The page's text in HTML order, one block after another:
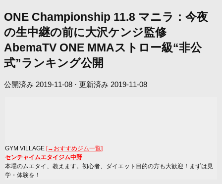
ONE Championship 11.8 マニラ：今夜
の生中継の前に大沢ケンジ監修
AbemaTV ONE MMAストロー級“非公
式”ランキング公開
公開済み 2019-11-08 · 更新済み 2019-11-08
GYM VILLAGE [→おすすめジム一覧]
センチャイムエタイジム中野
本場のムエタイ、教えます。初心者、ダイエット目的の方も大歓迎！まずは見
学・体験を！